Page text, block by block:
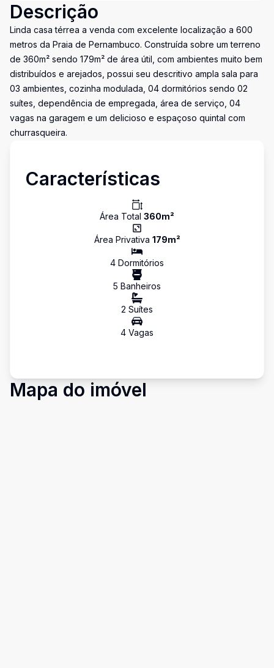
Descrição
Linda casa térrea a venda com excelente localização a 600
metros da Praia de Pernambuco. Construída sobre um terreno
de 360m² sendo 179m² de área útil, com ambientes muito bem
distribuídos e arejados, possui seu descritivo ampla sala para
03 ambientes, cozinha modulada, 04 dormitórios sendo 02
suítes, dependência de empregada, área de serviço, 04
vagas na garagem e um delicioso e espaçoso quintal com
churrasqueira.
Características
Área Total 360m²
Área Privativa 179m²
4 Dormitórios
5 Banheiros
2 Suítes
4 Vagas
Mapa do imóvel